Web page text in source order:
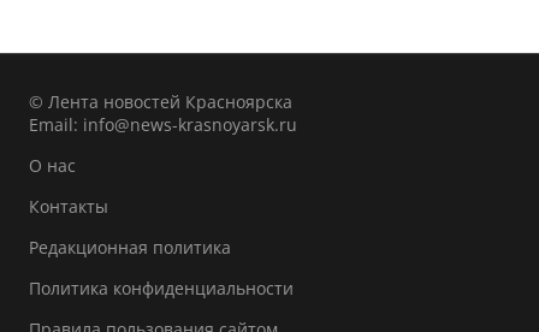
© Лента новостей Красноярска
Email: info@news-krasnoyarsk.ru
О нас
Контакты
Редакционная политика
Политика конфиденциальности